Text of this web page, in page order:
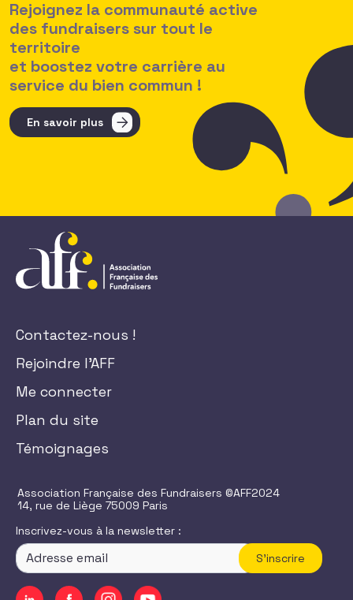
Rejoignez la communauté active
des fundraisers sur tout le
territoire
et boostez votre carrière au
service du bien commun !
En savoir plus
Contactez-nous !
Rejoindre l'AFF
Me connecter
Plan du site
Témoignages
Association Française des Fundraisers ©AFF2024
14, rue de Liège 75009 Paris
Inscrivez-vous à la newsletter :
S'inscrire